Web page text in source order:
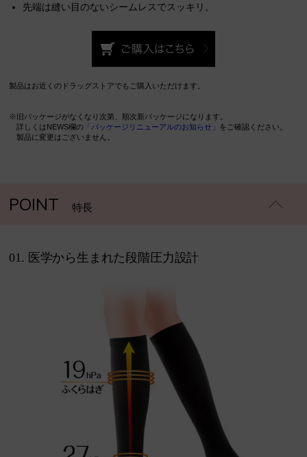
先端は縫い目のないシームレスでスッキリ。
製品はお近くのドラッグストアでもご購入いただけます。
※旧パッケージがなくなり次第、順次新パッケージになります。
詳しくはNEWS欄の 「パッケージリニューアルのお知らせ」 をご確認ください。
製品に変更はございません。
POINT 特長
01. 医学から生まれた段階圧力設計